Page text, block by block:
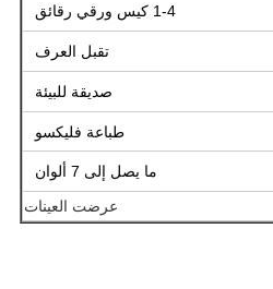
1-4 كيس ورقي رقائق
تقبل العرف
صديقة للبيئة
طباعة فليكسو
ما يصل إلى 7 ألوان
عرضت العينات